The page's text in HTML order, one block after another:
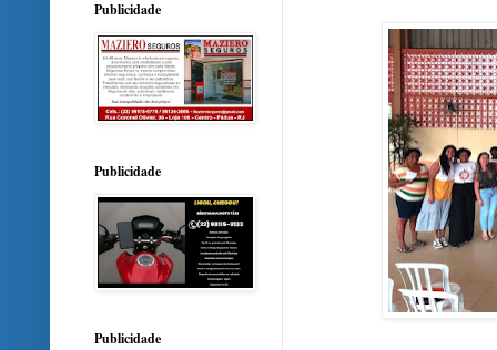
Publicidade
Publicidade
Publicidade